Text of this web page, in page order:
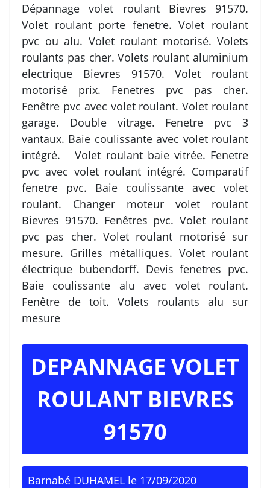
Dépannage volet roulant Bievres 91570.
Volet roulant porte fenetre. Volet roulant
pvc ou alu. Volet roulant motorisé. Volets
roulants pas cher. Volets roulant aluminium
electrique Bievres 91570. Volet roulant
motorisé prix. Fenetres pvc pas cher.
Fenêtre pvc avec volet roulant. Volet roulant
garage. Double vitrage. Fenetre pvc 3
vantaux. Baie coulissante avec volet roulant
intégré. Volet roulant baie vitrée. Fenetre
pvc avec volet roulant intégré. Comparatif
fenetre pvc. Baie coulissante avec volet
roulant. Changer moteur volet roulant
Bievres 91570. Fenêtres pvc. Volet roulant
pvc pas cher. Volet roulant motorisé sur
mesure. Grilles métalliques. Volet roulant
électrique bubendorff. Devis fenetres pvc.
Baie coulissante alu avec volet roulant.
Fenêtre de toit. Volets roulants alu sur
mesure
DEPANNAGE VOLET
ROULANT BIEVRES
91570
Barnabé DUHAMEL le 17/09/2020